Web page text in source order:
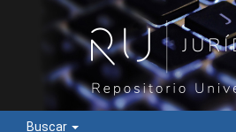
Buscar